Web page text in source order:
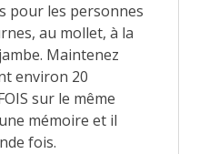
pour les personnes
au mollet, à la
Maintenez
environ 20
sur le même
mémoire et il
fois.